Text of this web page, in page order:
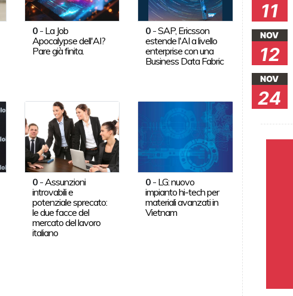
0- La Job
Apocalypse dell'AI?
Pare già finita.
0 -SAP, Ericsson
estende l'AI a livello
enterprise con una
Business Data Fabric
0- Assunzioni
introvabili e
potenziale sprecato:
le due facce del
mercato del lavoro
italiano
0 - LG: nuovo
impianto hi-tech per
materiali avanzati in
Vietnam
11
NOV
12
NOV
24